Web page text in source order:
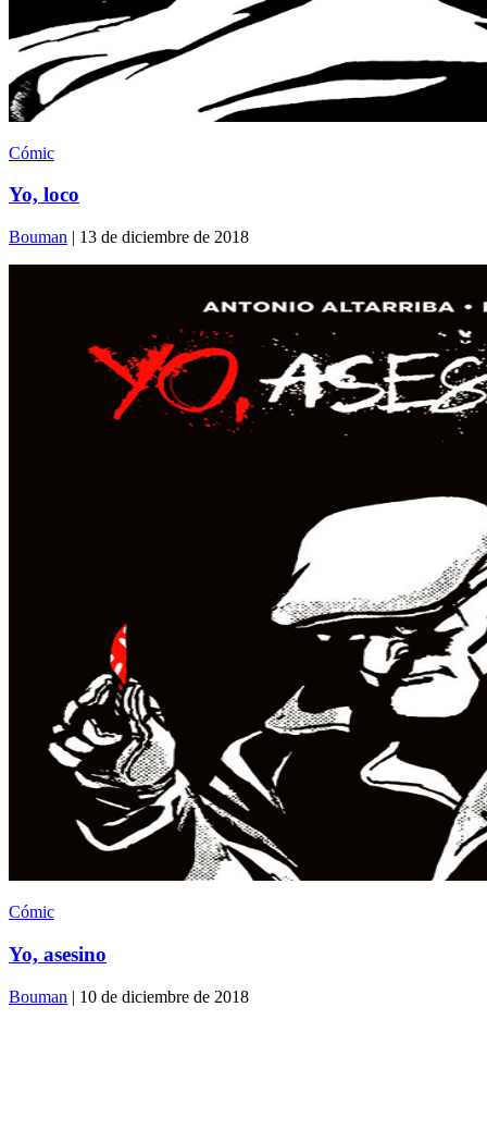
Cómic
Yo, loco
Bouman | 13 de diciembre de 2018
Cómic
Yo, asesino
Bouman | 10 de diciembre de 2018